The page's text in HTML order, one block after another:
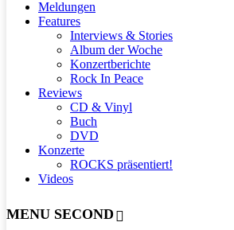
Meldungen
Features
Interviews & Stories
Album der Woche
Konzertberichte
Rock In Peace
Reviews
CD & Vinyl
Buch
DVD
Konzerte
ROCKS präsentiert!
Videos
MENU SECOND